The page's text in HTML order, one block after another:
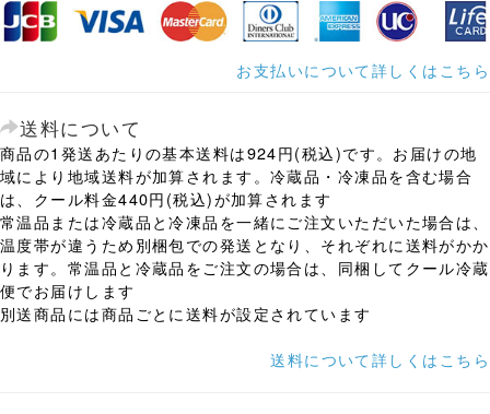
お支払いについて詳しくはこちら
送料について
商品の1発送あたりの基本送料は924円(税込)です。お届けの地
域により地域送料が加算されます。冷蔵品・冷凍品を含む場合
は、クール料金440円(税込)が加算されます
常温品または冷蔵品と冷凍品を一緒にご注文いただいた場合は、
温度帯が違うため別梱包での発送となり、それぞれに送料がかか
ります。常温品と冷蔵品をご注文の場合は、同梱してクール冷蔵
便でお届けします
別送商品には商品ごとに送料が設定されています
送料について詳しくはこちら